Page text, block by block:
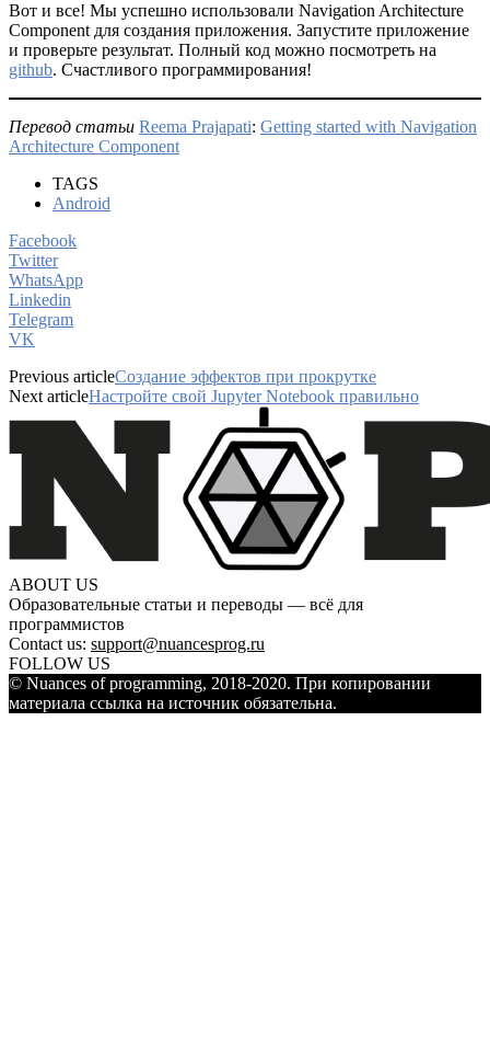
Вот и все! Мы успешно использовали Navigation Architecture
Component для создания приложения. Запустите приложение
и проверьте результат. Полный код можно посмотреть на
github. Счастливого программирования!
Перевод статьи Reema Prajapati: Getting started with Navigation
Architecture Component
TAGS
Android
Facebook
Twitter
WhatsApp
Linkedin
Telegram
VK
Previous articleСоздание эффектов при прокрутке
Next articleНастройте свой Jupyter Notebook правильно
ABOUT US
Образовательные статьи и переводы — всё для
программистов
Contact us: support@nuancesprog.ru
FOLLOW US
© Nuances of programming, 2018-2020. При копировании
материала ссылка на источник обязательна.